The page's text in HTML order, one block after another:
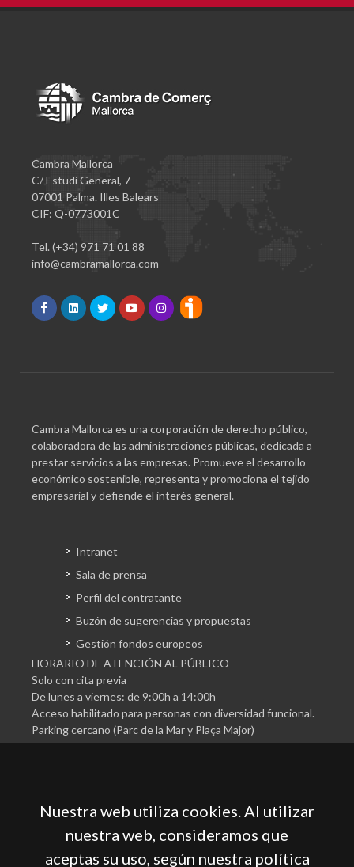
Cambra Mallorca
C/ Estudi General, 7
07001 Palma. Illes Balears
CIF: Q-0773001C
Tel. (+34) 971 71 01 88
info@cambramallorca.com
Cambra Mallorca es una corporación de derecho público,
colaboradora de las administraciones públicas, dedicada a
prestar servicios a las empresas. Promueve el desarrollo
económico sostenible, representa y promociona el tejido
empresarial y defiende el interés general.
Intranet
Sala de prensa
Perfil del contratante
Buzón de sugerencias y propuestas
Gestión fondos europeos
HORARIO DE ATENCIÓN AL PÚBLICO
Solo con cita previa
De lunes a viernes: de 9:00h a 14:00h
Acceso habilitado para personas con diversidad funcional.
Parking cercano (Parc de la Mar y Plaça Major)
Cámara Oficial de Comercio, Industria, Servicios y
Nuestra web utiliza cookies. Al utilizar
nuestra web, consideramos que
aceptas su uso, según nuestra política